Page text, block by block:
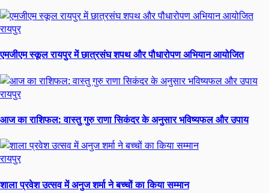
रायपुर
एमजीएम स्कूल रायपुर में छात्रसंघ शपथ और पौधारोपण अभियान आयोजित
रायपुर
आज का राशिफल: वास्तु गुरु राणा सिकंदर के अनुसार भविष्यफल और उपाय
रायपुर
शाला प्रवेश उत्सव में अनुज शर्मा ने बच्चों का किया सम्मान